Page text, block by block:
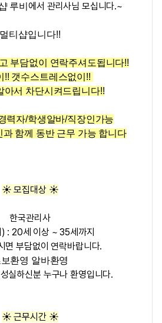
루비에서 관리사님 모십니다.~
멀티샵입니다!!
부담없이 연락주셔도됩니다!!
!! 갯수스트레스없이!!
아서 차단시켜드립니다!!
력자/학생알바/직장인가능
과 함께 동반 근무 가능 합니다
☀️ 모집대상 ☀️
한국관리사
: 20세 이상 ~ 35세까지
면 부담없이 연락바랍니다.
환영 알바환영
실하신분 누구나 환영입니다.
☀️ 근무시간 ☀️